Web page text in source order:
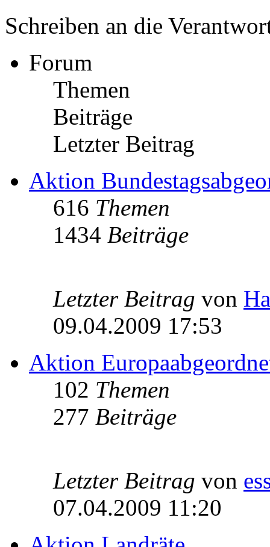
Schreiben an die
Forum
Themen
Beiträge
Letzter Beitrag
Aktion
616 Themen
1434 Beiträge
Letzter Beitrag von
09.04.2009 17:53
Aktion
102 Themen
277 Beiträge
Letzter Beitrag von
07.04.2009 11:20